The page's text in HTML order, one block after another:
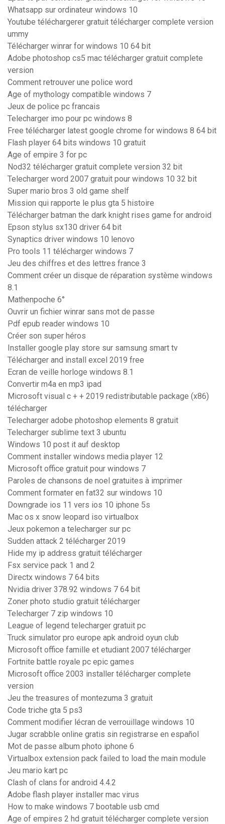
Whatsapp sur ordinateur windows 10
Youtube téléchargerer gratuit télécharger complete version
ummy
Télécharger winrar for windows 10 64 bit
Adobe photoshop cs5 mac télécharger gratuit complete
version
Comment retrouver une police word
Age of mythology compatible windows 7
Jeux de police pc francais
Telecharger imo pour pc windows 8
Free télécharger latest google chrome for windows 8 64 bit
Flash player 64 bits windows 10 gratuit
Age of empire 3 for pc
Nod32 télécharger gratuit complete version 32 bit
Telecharger word 2007 gratuit pour windows 10 32 bit
Super mario bros 3 old game shelf
Mission qui rapporte le plus gta 5 histoire
Télécharger batman the dark knight rises game for android
Epson stylus sx130 driver 64 bit
Synaptics driver windows 10 lenovo
Pro tools 11 télécharger windows 7
Jeu des chiffres et des lettres france 3
Comment créer un disque de réparation système windows
8.1
Mathenpoche 6°
Ouvrir un fichier winrar sans mot de passe
Pdf epub reader windows 10
Créer son super héros
Installer google play store sur samsung smart tv
Télécharger and install excel 2019 free
Ecran de veille horloge windows 8.1
Convertir m4a en mp3 ipad
Microsoft visual c + + 2019 redistributable package (x86)
télécharger
Telecharger adobe photoshop elements 8 gratuit
Telecharger sublime text 3 ubuntu
Windows 10 post it auf desktop
Comment installer windows media player 12
Microsoft office gratuit pour windows 7
Paroles de chansons de noel gratuites à imprimer
Comment formater en fat32 sur windows 10
Downgrade ios 11 vers ios 10 iphone 5s
Mac os x snow leopard iso virtualbox
Jeux pokemon a telecharger sur pc
Sudden attack 2 télécharger 2019
Hide my ip address gratuit télécharger
Fsx service pack 1 and 2
Directx windows 7 64 bits
Nvidia driver 378.92 windows 7 64 bit
Zoner photo studio gratuit télécharger
Telecharger 7 zip windows 10
League of legend telecharger gratuit pc
Truck simulator pro europe apk android oyun club
Microsoft office famille et etudiant 2007 télécharger
Fortnite battle royale pc epic games
Microsoft office 2003 installer télécharger complete
version
Jeu the treasures of montezuma 3 gratuit
Code triche gta 5 ps3
Comment modifier lécran de verrouillage windows 10
Jugar scrabble online gratis sin registrarse en español
Mot de passe album photo iphone 6
Virtualbox extension pack failed to load the main module
Jeu mario kart pc
Clash of clans for android 4.4.2
Adobe flash player installer mac virus
How to make windows 7 bootable usb cmd
Age of empires 2 hd gratuit télécharger complete version